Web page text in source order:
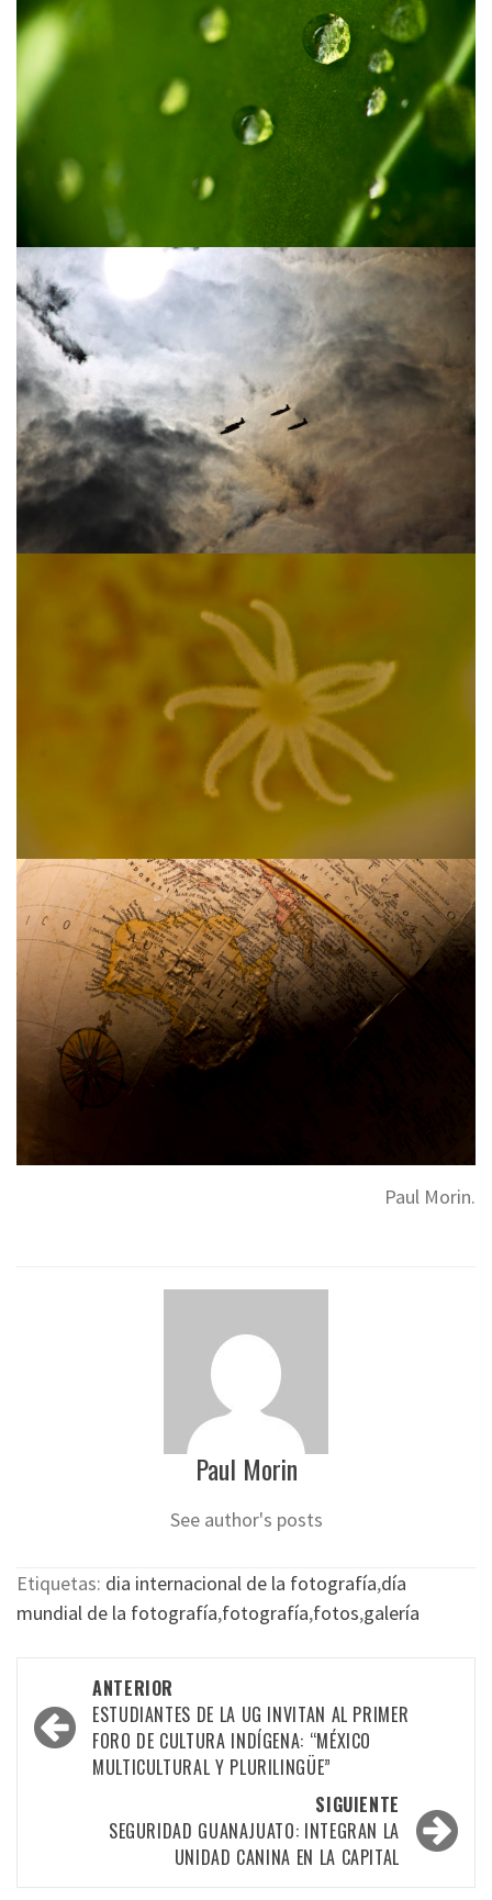
Paul Morin.
Paul Morin
See author's posts
Etiquetas: dia internacional de la fotografía,día
mundial de la fotografía,fotografía,fotos,galería
Navegación
por
las
ANTERIOR
ESTUDIANTES DE LA UG INVITAN AL PRIMER
FORO DE CULTURA INDÍGENA: “MÉXICO
MULTICULTURAL Y PLURILINGÜE”
SIGUIENTE
SEGURIDAD GUANAJUATO: INTEGRAN LA
UNIDAD CANINA EN LA CAPITAL